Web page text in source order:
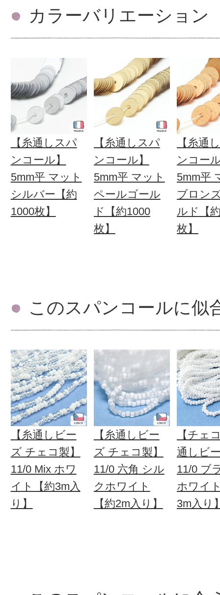
カラーバリエーション
【糸通しスパ
ンコール】
5mm平 マット
シルバー【約
1000枚】
【糸通しスパ
ンコール】
5mm平 マット
ペールゴール
ド【約1000
枚】
【糸通
ンコー
5mm平
ブロン
ルド【
枚】
このスパンコールに似
【糸通しビー
ズ チェコ製】
11/0 Mix ホワ
イト【約3m入
り】
【糸通しビー
ズ チェコ製】
11/0 六角 シル
クホワイト
【約2m入り】
【チェ
通しビ
11/0 ブ
ホワイ
3m入り